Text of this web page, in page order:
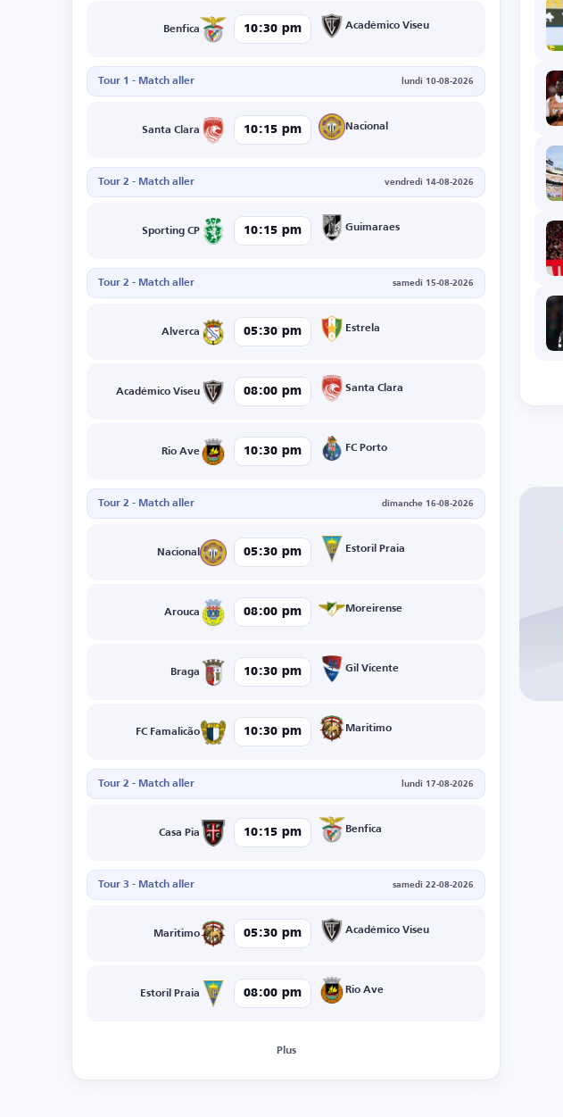
Benfica 10:30 pm Académico Viseu
Tour 1 - Match aller lundi 10-08-2026
Santa Clara 10:15 pm Nacional
Tour 2 - Match aller vendredi 14-08-2026
Sporting CP 10:15 pm Guimaraes
Tour 2 - Match aller samedi 15-08-2026
Alverca 05:30 pm Estrela
Académico Viseu 08:00 pm Santa Clara
Rio Ave 10:30 pm FC Porto
Tour 2 - Match aller dimanche 16-08-2026
Nacional 05:30 pm Estoril Praia
Arouca 08:00 pm Moreirense
Braga 10:30 pm Gil Vicente
FC Famalicão 10:30 pm Maritimo
Tour 2 - Match aller lundi 17-08-2026
Casa Pia 10:15 pm Benfica
Tour 3 - Match aller samedi 22-08-2026
Maritimo 05:30 pm Académico Viseu
Estoril Praia 08:00 pm Rio Ave
Plus